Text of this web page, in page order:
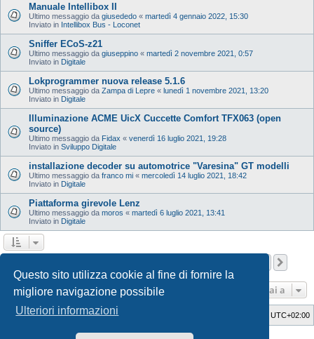
Questo sito utilizza cookie al fine di fornire la
migliore navigazione possibile
Ulteriori informazioni
Manuale Intellibox II
Ultimo messaggio da giusededo « martedì 4 gennaio 2022, 15:30
Inviato in Intellibox Bus - Loconet
Sniffer ECoS-z21
Ultimo messaggio da giuseppino « martedì 2 novembre 2021, 0:57
Inviato in Digitale
Lokprogrammer nuova release 5.1.6
Ultimo messaggio da Zampa di Lepre « lunedì 1 novembre 2021, 13:20
Inviato in Digitale
Illuminazione ACME UicX Cuccette Comfort TFX063 (open
source)
Ultimo messaggio da Fidax « venerdì 16 luglio 2021, 19:28
Inviato in Sviluppo Digitale
installazione decoder su automotrice "Varesina" GT modelli
Ultimo messaggio da franco mi « mercoledì 14 luglio 2021, 18:42
Inviato in Digitale
Piattaforma girevole Lenz
Ultimo messaggio da moros « martedì 6 luglio 2021, 13:41
Inviato in Digitale
Vai a
Indice UTC+02:00
GTA game